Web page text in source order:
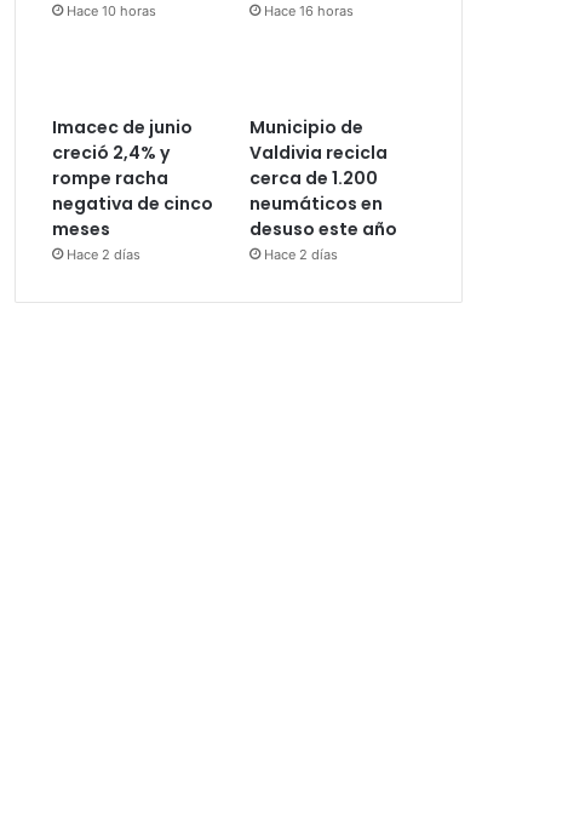
Hace 10 horas Hace 16 horas
Imacec de junio
creció 2,4% y
rompe racha
negativa de cinco
meses
Hace 2 días
Municipio de
Valdivia recicla
cerca de 1.200
neumáticos en
desuso este año
Hace 2 días